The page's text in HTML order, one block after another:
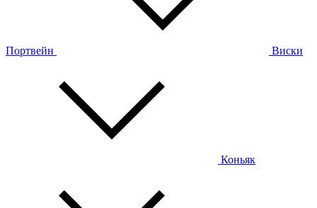
Портвейн Виски
Коньяк